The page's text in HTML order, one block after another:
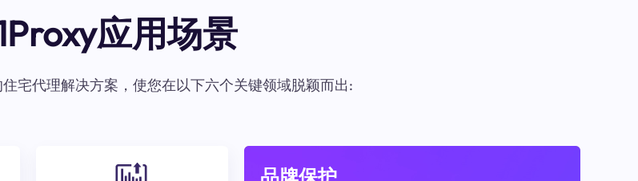
应用场景
住宅代理解决方案，使您在以下六个关键领域脱颖而出:
品牌保护